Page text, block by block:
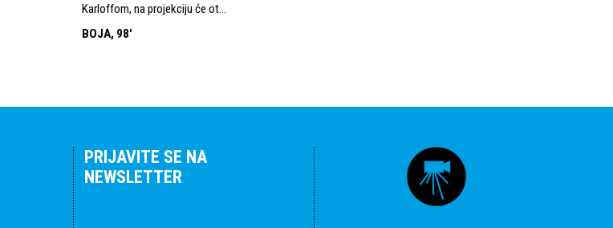
Karloffom, na projekciju će ot...
BOJA, 98'
PRIJAVITE SE NA
NEWSLETTER